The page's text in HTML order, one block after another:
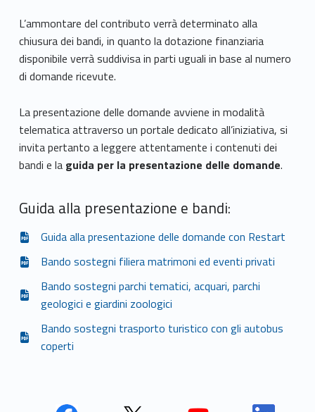
L’ammontare del contributo verrà determinato alla
chiusura dei bandi, in quanto la dotazione finanziaria
disponibile verrà suddivisa in parti uguali in base al numero
di domande ricevute.
La presentazione delle domande avviene in modalità
telematica attraverso un portale dedicato all’iniziativa, si
invita pertanto a leggere attentamente i contenuti dei
bandi e la guida per la presentazione delle domande.
Guida alla presentazione e bandi:
Guida alla presentazione delle domande con Restart
Bando sostegni filiera matrimoni ed eventi privati
Bando sostegni parchi tematici, acquari, parchi
geologici e giardini zoologici
Bando sostegni trasporto turistico con gli autobus
coperti